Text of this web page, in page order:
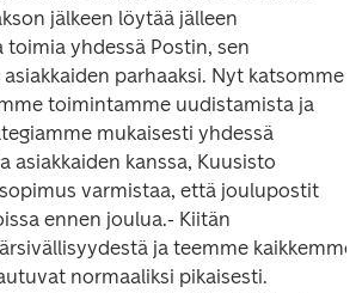
jälkeen löytää jälleen
yhdessä Postin, sen
parhaaksi. Nyt katsomme
toimintamme uudistamista ja
mukaisesti yhdessä
asiakkaiden kanssa, Kuusisto
varmistaa, että joulupostit
ennen joulua.- Kiitän
ja teemme
normaaliksi pikaisesti.